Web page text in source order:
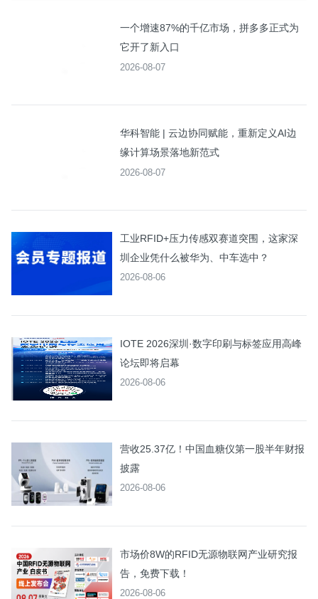
一个增速87%的千亿市场，拼多多正式为
它开了新入口
2026-08-07
华科智能 | 云边协同赋能，重新定义AI边
缘计算场景落地新范式
2026-08-07
工业RFID+压力传感双赛道突围，这家深
圳企业凭什么被华为、中车选中？
2026-08-06
IOTE 2026深圳·数字印刷与标签应用高峰
论坛即将启幕
2026-08-06
营收25.37亿！中国血糖仪第一股半年财报
披露
2026-08-06
市场价8W的RFID无源物联网产业研究报
告，免费下载！
2026-08-06